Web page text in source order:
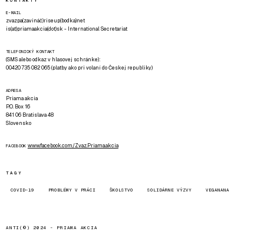
E-MAIL
zvazpa(zavináč)riseup(bodka)net
is(at)priamaakcia(dot)sk - International Secretariat
TELEFONICKÝ KONTAKT
(SMS alebo odkaz v hlasovej schránke):
00420 735 082 065 (platby ako pri volaní do Českej republiky)
ADRESA
Priama akcia
P.O. Box 16
841 06 Bratislava 48
Slovensko
FACEBOOK www.facebook.com/Zvaz.Priama.akcia
TAGY
COVID-19 PROBLÉMY V PRÁCI ŠKOLSTVO SOLIDÁRNE VÝZVY VEGANANA
ANTI(©) 2024 - PRIAMA AKCIA